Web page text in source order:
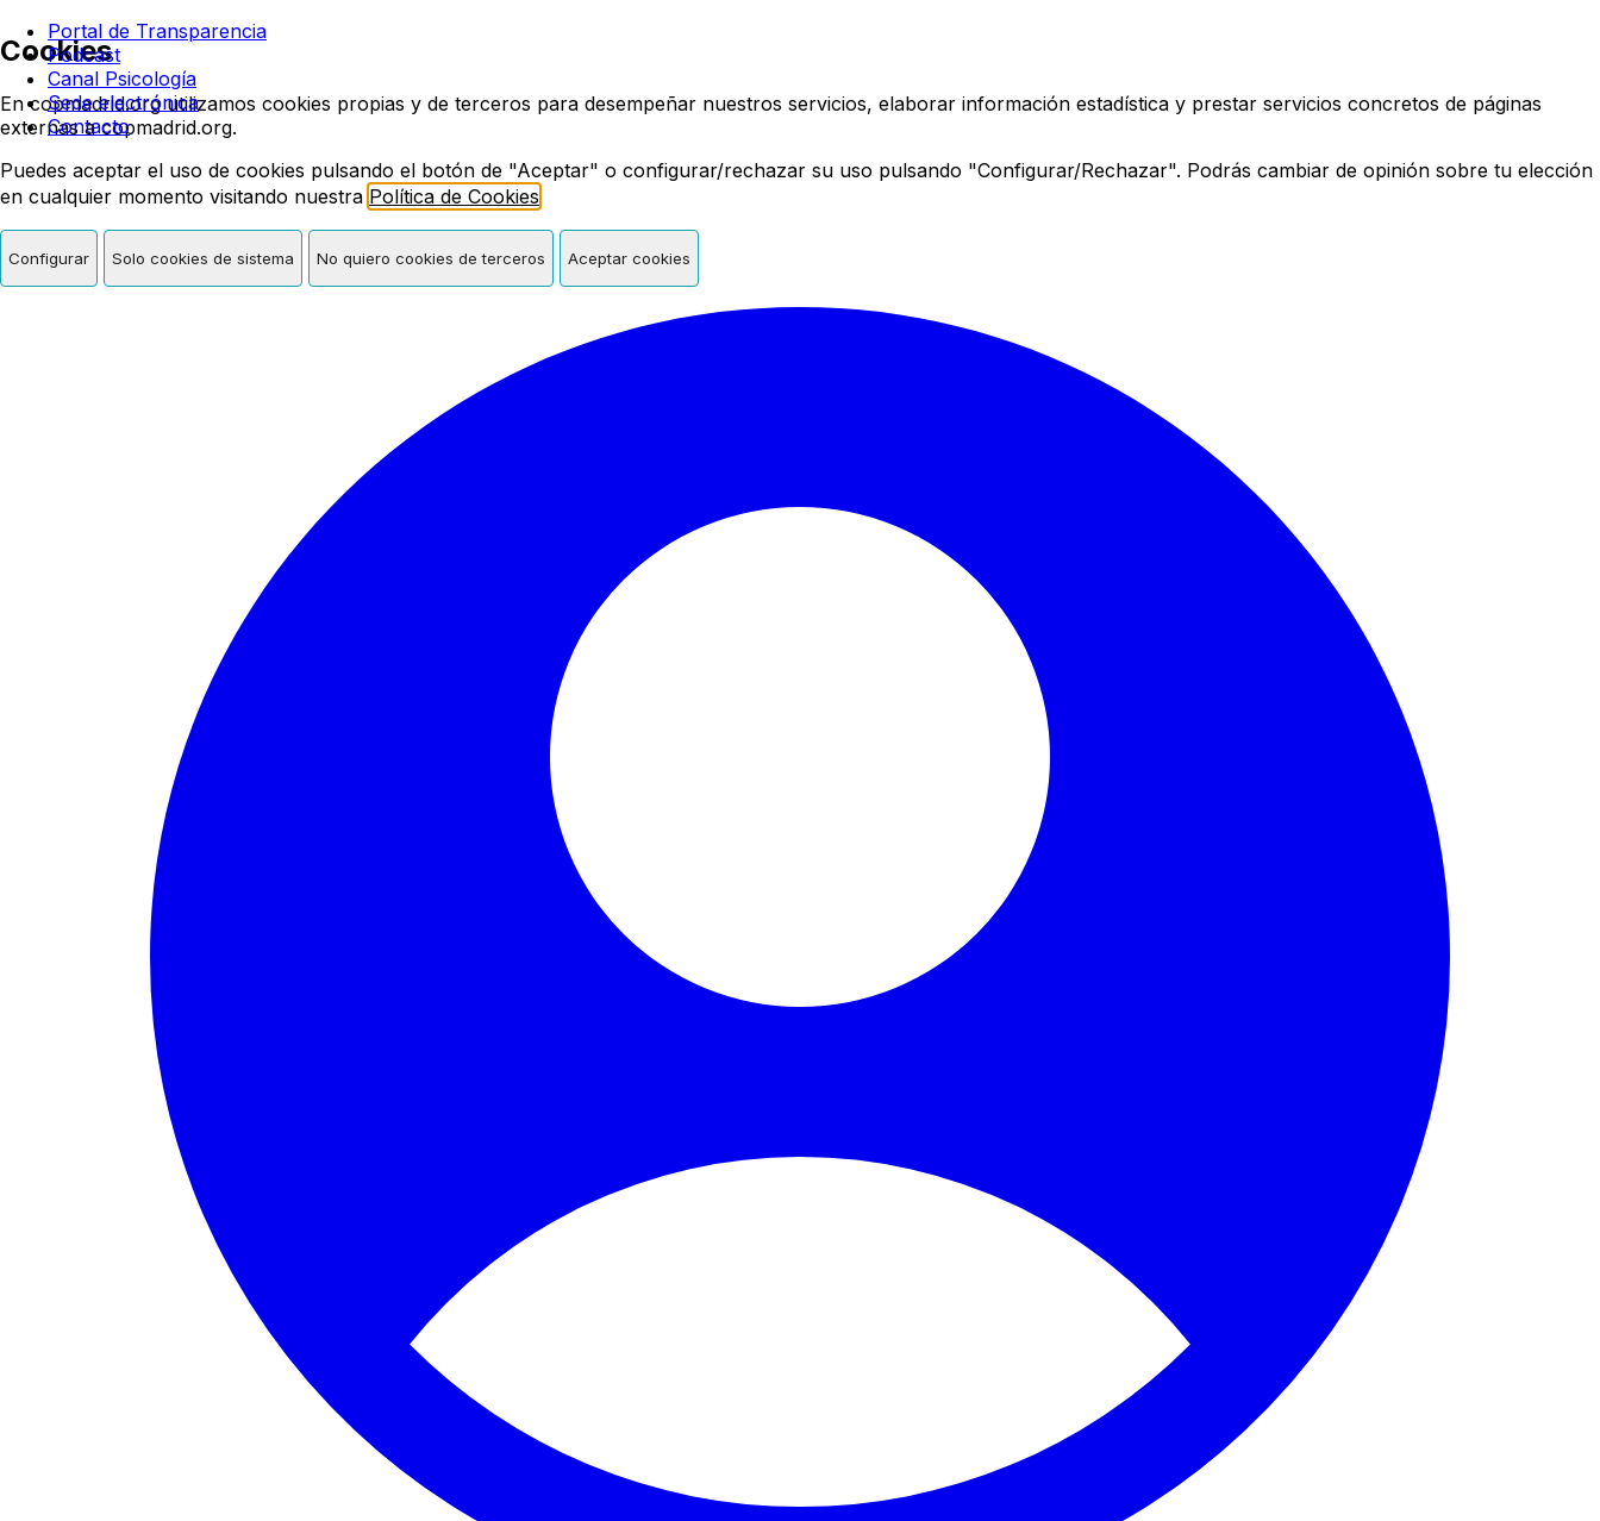
Cookies
En copmadrid.org utilizamos cookies propias y de terceros para desempeñar nuestros servicios, elaborar información estadística y prestar servicios concretos de páginas
externas a copmadrid.org.
Puedes aceptar el uso de cookies pulsando el botón de "Aceptar" o configurar/rechazar su uso pulsando "Configurar/Rechazar". Podrás cambiar de opinión sobre tu elección
en cualquier momento visitando nuestra Política de Cookies
Configurar Solo cookies de sistema No quiero cookies de terceros Aceptar cookies
Colegio oficial de psicología de Madrid
Portal de Transparencia
Podcast
Canal Psicología
Sede electrónica
Contacto